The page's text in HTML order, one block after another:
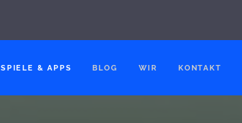
SPIELE & APPS BLOG WIR KONTAKT